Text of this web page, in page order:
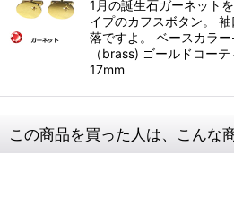
1月の誕生石ガーネット
イプのカフスボタン。
落ですよ。 ベースカラ
（brass) ゴールドコー
17mm
この商品を買った人は、こんな